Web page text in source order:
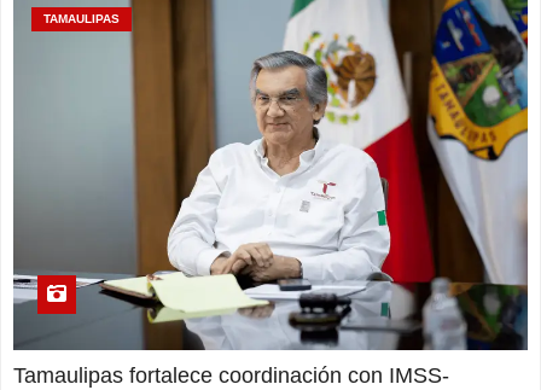
TAMAULIPAS
Tamaulipas fortalece coordinación con IMSS-